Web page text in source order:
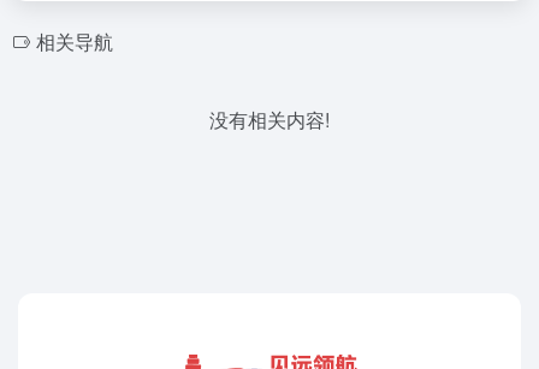
相关导航
没有相关内容!